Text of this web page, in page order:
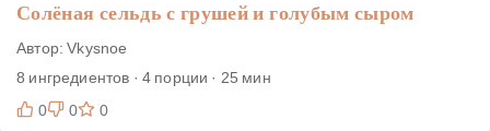
Солёная сельдь с грушей и голубым сыром
Автор: Vkysnoe
8 ингредиентов · 4 порции · 25 мин
0
0 0